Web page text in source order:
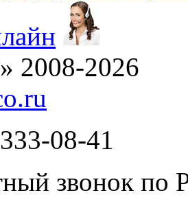
2008-2026
08-41
звонок по